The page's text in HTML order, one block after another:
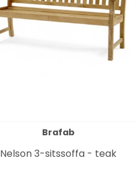
Brafab
Nelson 3-sitssoffa - teak